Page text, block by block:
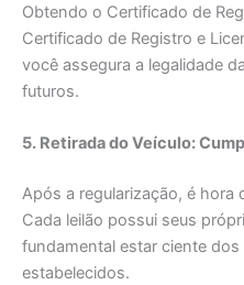
Obtendo o Certificado de
Certificado de Registro e
você assegura a legalidade
futuros.
5. Retirada do Veículo:
Após a regularização, é hora
Cada leilão possui seus
fundamental estar ciente
estabelecidos.